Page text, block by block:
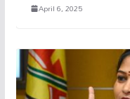
April 6, 2025